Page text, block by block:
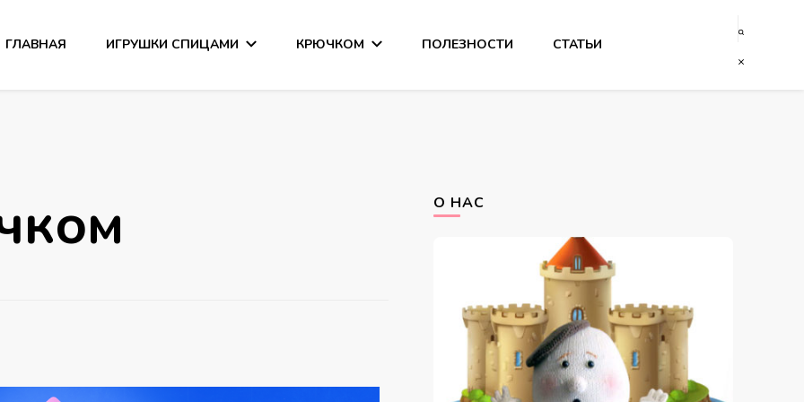
ГЛАВНАЯ ИГРУШКИ СПИЦАМИ КРЮЧКОМ ПОЛЕЗНОСТИ СТАТЬИ
О НАС